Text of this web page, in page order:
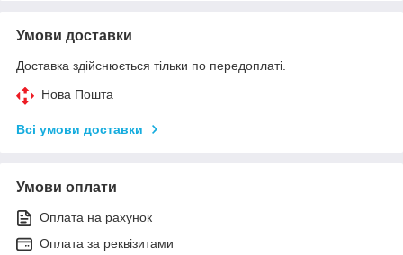
Умови доставки
Доставка здійснюється тільки по передоплаті.
Нова Пошта
Всі умови доставки
Умови оплати
Оплата на рахунок
Оплата за реквізитами